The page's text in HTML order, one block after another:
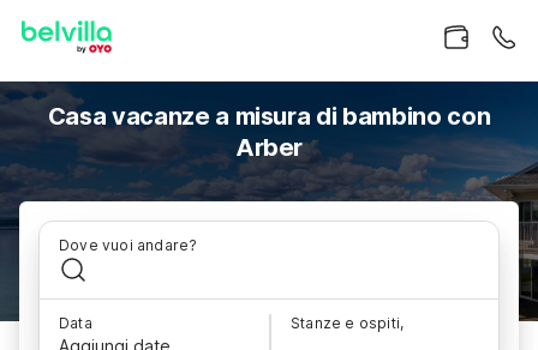
Casa vacanze a misura di bambino con
Arber
Dove vuoi andare?
Data
Aggiungi date
Stanze e ospiti,